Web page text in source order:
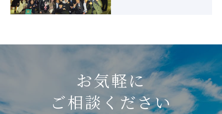
お気軽に
ご相談ください